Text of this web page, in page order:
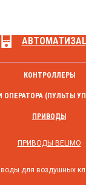
КОНТРОЛЛЕРЫ
ОПЕРАТОРА (ПУЛЬТЫ
ПРИВОДЫ
ПРИВОДЫ BELIMO
для воздушных